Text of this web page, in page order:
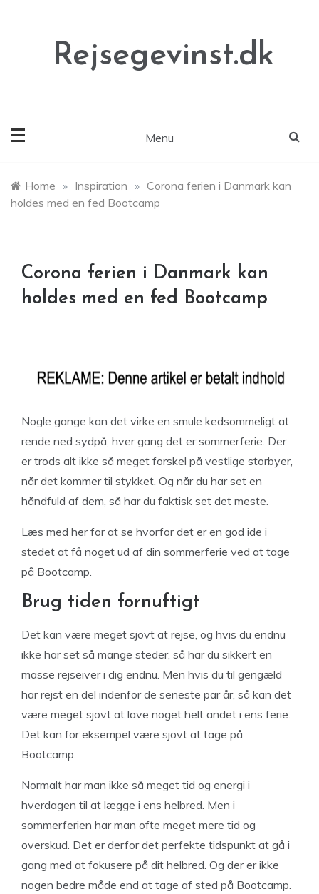
Rejsegevinst.dk
Menu
Home » Inspiration » Corona ferien i Danmark kan
holdes med en fed Bootcamp
Corona ferien i Danmark kan
holdes med en fed Bootcamp
Nogle gange kan det virke en smule kedsommeligt at
rende ned sydpå, hver gang det er sommerferie. Der
er trods alt ikke så meget forskel på vestlige storbyer,
når det kommer til stykket. Og når du har set en
håndfuld af dem, så har du faktisk set det meste.
Læs med her for at se hvorfor det er en god ide i
stedet at få noget ud af din sommerferie ved at tage
på Bootcamp.
Brug tiden fornuftigt
Det kan være meget sjovt at rejse, og hvis du endnu
ikke har set så mange steder, så har du sikkert en
masse rejseiver i dig endnu. Men hvis du til gengæld
har rejst en del indenfor de seneste par år, så kan det
være meget sjovt at lave noget helt andet i ens ferie.
Det kan for eksempel være sjovt at tage på
Bootcamp.
Normalt har man ikke så meget tid og energi i
hverdagen til at lægge i ens helbred. Men i
sommerferien har man ofte meget mere tid og
overskud. Det er derfor det perfekte tidspunkt at gå i
gang med at fokusere på dit helbred. Og der er ikke
nogen bedre måde end at tage af sted på Bootcamp.